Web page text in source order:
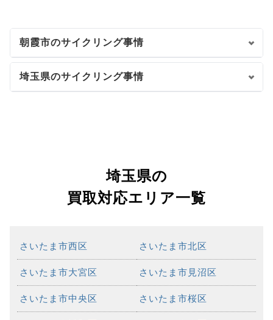
朝霞市のサイクリング事情
埼玉県のサイクリング事情
埼玉県の
買取対応エリア一覧
さいたま市西区 さいたま市北区
さいたま市大宮区 さいたま市見沼区
さいたま市中央区 さいたま市桜区